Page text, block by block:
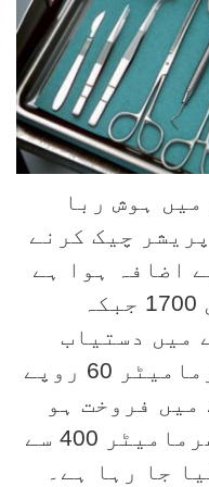
میں ہوش ربا
چیک کرنے
میں 500 روپے اضافہ ہوا ہے
جس کے بعد مینوئل مشین 1700 جبکہ
3000 روپے میں دستیاب
ہے۔ سادہ پارے والا تھرمامیٹر 60 روپے
200 روپے میں فروخت ہو
رہا ہے جبکہ ڈیجیٹل تھرمامیٹر 400 سے
جا رہا ہے۔